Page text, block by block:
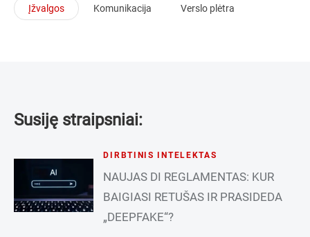
Įžvalgos Komunikacija Verslo plėtra
Susiję straipsniai:
DIRBTINIS INTELEKTAS
NAUJAS DI REGLAMENTAS: KUR
BAIGIASI RETUŠAS IR PRASIDEDA
„DEEPFAKE“?